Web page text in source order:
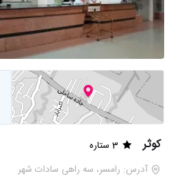
کوثر
3 ستاره
آدرس: رامسر، سه راهی سادات شهر